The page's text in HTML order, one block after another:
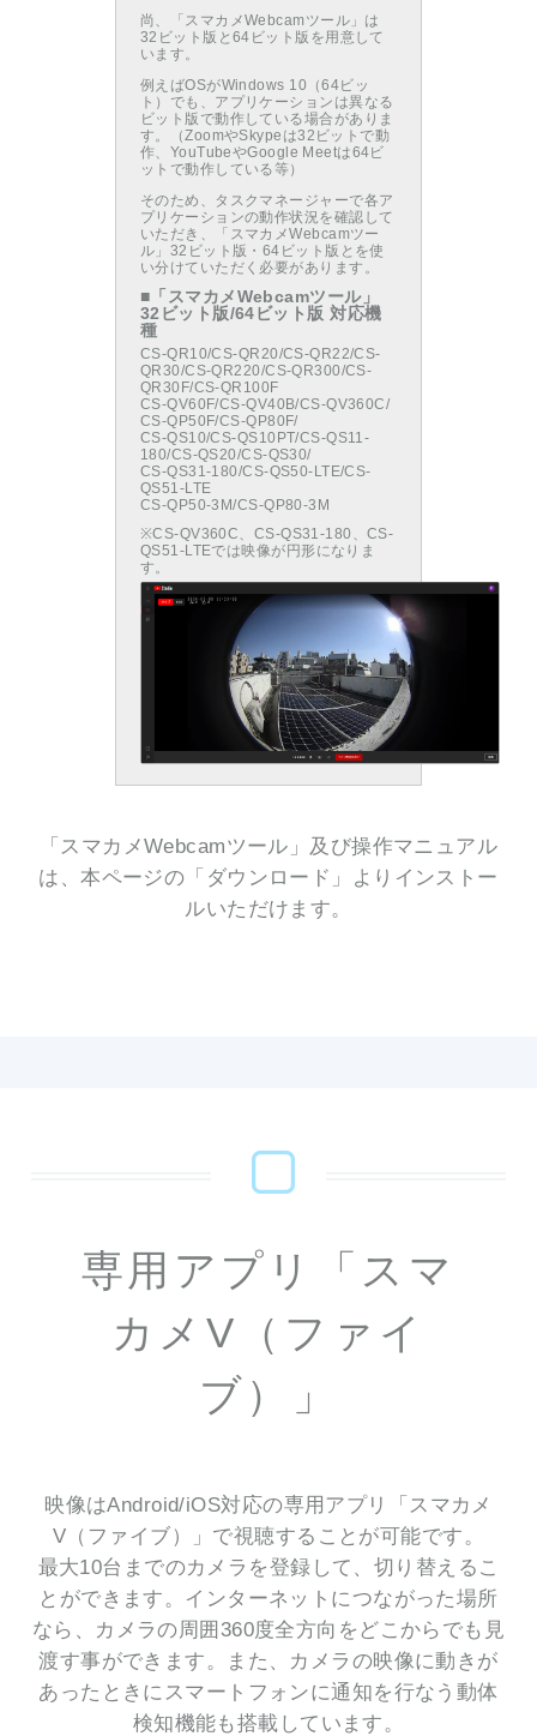
尚、「スマカメWebcamツール」は
32ビット版と64ビット版を用意して
います。
例えばOSがWindows 10（64ビッ
ト）でも、アプリケーションは異なる
ビット版で動作している場合がありま
す。（ZoomやSkypeは32ビットで動
作、YouTubeやGoogle Meetは64ビ
ットで動作している等）
そのため、タスクマネージャーで各ア
プリケーションの動作状況を確認して
いただき、「スマカメWebcamツー
ル」32ビット版・64ビット版とを使
い分けていただく必要があります。
■「スマカメWebcamツール」
32ビット版/64ビット版 対応機
種
CS-QR10/CS-QR20/CS-QR22/CS-
QR30/CS-QR220/CS-QR300/CS-
QR30F/CS-QR100F
CS-QV60F/CS-QV40B/CS-QV360C/
CS-QP50F/CS-QP80F/
CS-QS10/CS-QS10PT/CS-QS11-
180/CS-QS20/CS-QS30/
CS-QS31-180/CS-QS50-LTE/CS-
QS51-LTE
CS-QP50-3M/CS-QP80-3M
※CS-QV360C、CS-QS31-180、CS-
QS51-LTEでは映像が円形になりま
す。
「スマカメWebcamツール」及び操作マニュアル
は、本ページの「ダウンロード」よりインストー
ルいただけます。
専用アプリ「スマ
カメV（ファイ
ブ）」
映像はAndroid/iOS対応の専用アプリ「スマカメ
V（ファイブ）」で視聴することが可能です。
最大10台までのカメラを登録して、切り替えるこ
とができます。インターネットにつながった場所
なら、カメラの周囲360度全方向をどこからでも見
渡す事ができます。また、カメラの映像に動きが
あったときにスマートフォンに通知を行なう動体
検知機能も搭載しています。